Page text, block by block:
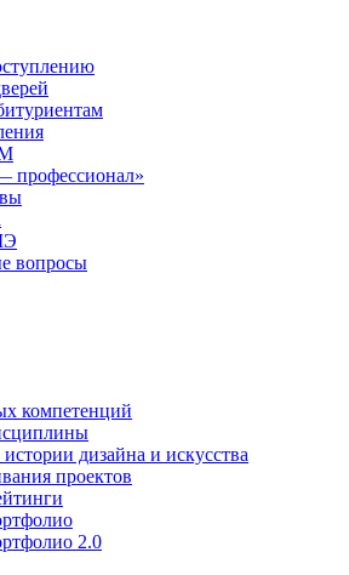
вопросы
компетенций
дизайна и искусства
проектов
2.0